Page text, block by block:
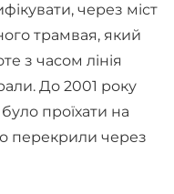
через міст
трамвая, який
з часом лінія
До 2001 року
проїхати на
перекрили через